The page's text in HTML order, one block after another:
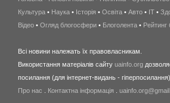
Культура • Наука • Історія • Освіта • Авто • IT •
Відео • Огляд блогосфери • Блоголента • Рейтинг
Всі новини належать їх правовласникам.
Використання матеріалів сайту uainfo.org
посилання (для інтернет-видань - гіперпосилання).
Про нас
Контактна інформація